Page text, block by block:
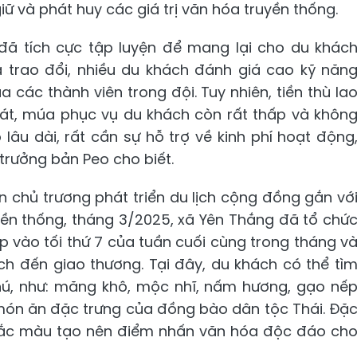
và phát huy các giá trị văn hóa truyền thống.
tích cực tập luyện để mang lại cho du khách
đổi, nhiều du khách đánh giá cao kỹ năng
các thành viên trong đội. Tuy nhiên, tiền thù lao
múa phục vụ du khách còn rất thấp và không
dài, rất cần sự hỗ trợ về kinh phí hoạt động,
bản Peo cho biết.
chủ trương phát triển du lịch cộng đồng gắn với
thống, tháng 3/2025, xã Yên Thắng đã tổ chức
vào tối thứ 7 của tuần cuối cùng trong tháng và
đến giao thương. Tại đây, du khách có thể tìm
như: măng khô, mộc nhĩ, nấm hương, gạo nếp
ăn đặc trưng của đồng bào dân tộc Thái. Đặc
màu tạo nên điểm nhấn văn hóa độc đáo cho